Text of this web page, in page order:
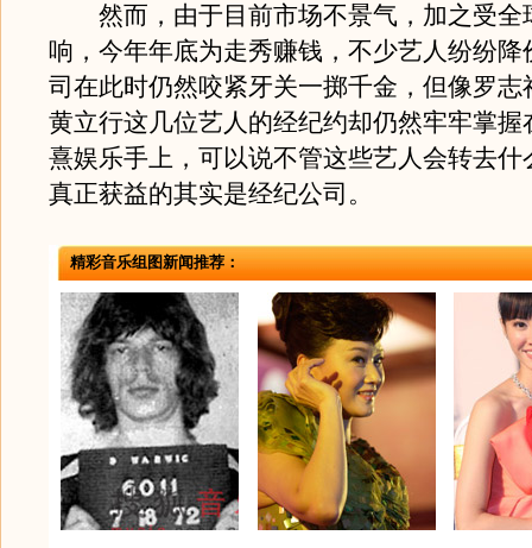
然而，由于目前市场不景气，加之受全
响，今年年底为走秀赚钱，不少艺人纷纷降
司在此时仍然咬紧牙关一掷千金，但像罗志
黄立行这几位艺人的经纪约却仍然牢牢掌握
熹娱乐手上，可以说不管这些艺人会转去什
真正获益的其实是经纪公司。
精彩音乐组图新闻推荐：